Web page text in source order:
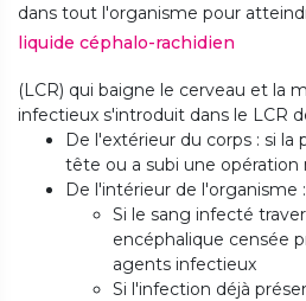
dans tout l'organisme pour
liquide céphalo-rachidien
(LCR) qui baigne le cerveau et la
infectieux s'introduit dans le LCR
De l'extérieur du corps : si la
tête ou a subi une opération
De l'intérieur de l'organisme :
Si le sang infecté
encéphalique censée
agents infectieux
Si l'infection déjà